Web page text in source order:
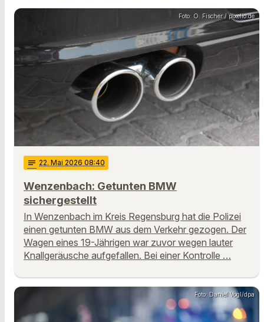
Foto: O. Fischer / pixelio.de
notes 22. Mai 2026 08:40
Wenzenbach: Getunten BMW
sichergestellt
In Wenzenbach im Kreis Regensburg hat die Polizei
einen getunten BMW aus dem Verkehr gezogen. Der
Wagen eines 19-Jährigen war zuvor wegen lauter
Knallgeräusche aufgefallen. Bei einer Kontrolle …
Foto: Daniel Vogl/dpa